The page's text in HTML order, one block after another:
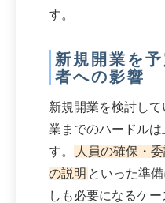
す。
新規開業を
者への影響
新規開業を検討し
業までのハードル
す。
人員の確保・
の説明 といった準
しも必要になるケー